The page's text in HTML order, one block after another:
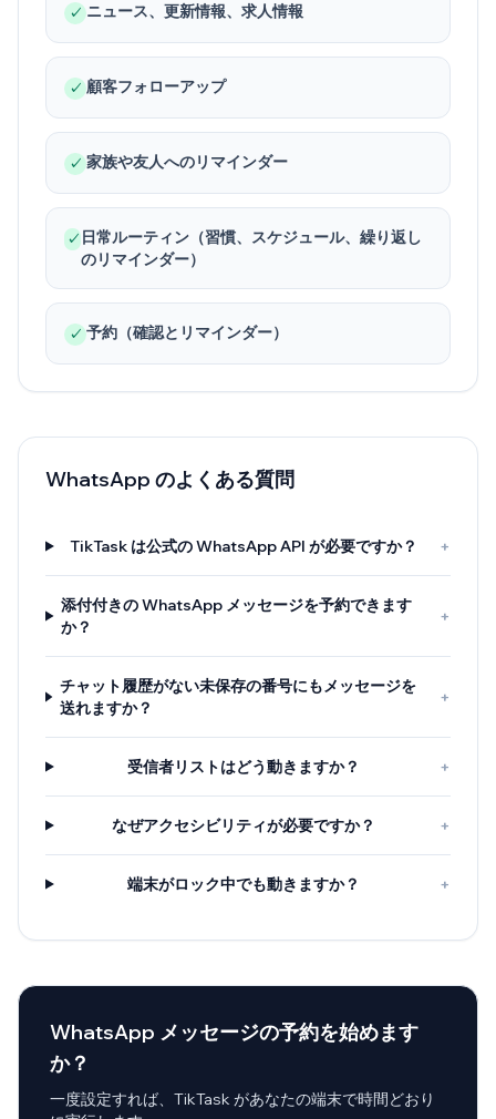
✓ ニュース、更新情報、求人情報
✓ 顧客フォローアップ
✓ 家族や友人へのリマインダー
✓ 日常ルーティン（習慣、スケジュール、繰り返し
のリマインダー）
✓ 予約（確認とリマインダー）
WhatsApp のよくある質問
TikTask は公式の WhatsApp API が必要ですか？ +
添付付きの WhatsApp メッセージを予約できます
か？
+
チャット履歴がない未保存の番号にもメッセージを
送れますか？
+
受信者リストはどう動きますか？ +
なぜアクセシビリティが必要ですか？ +
端末がロック中でも動きますか？ +
WhatsApp メッセージの予約を始めます
か？
一度設定すれば、TikTask があなたの端末で時間どおり